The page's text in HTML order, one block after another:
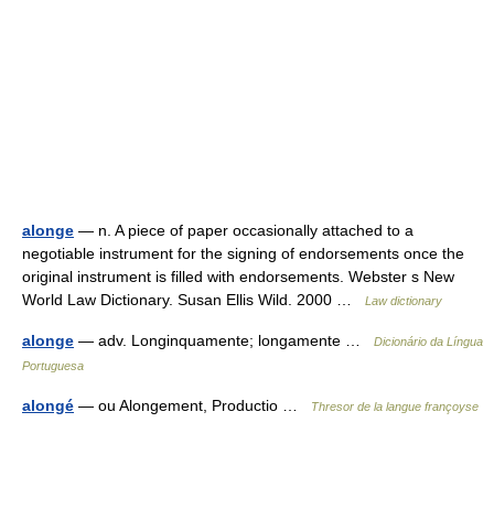
alonge — n. A piece of paper occasionally attached to a
negotiable instrument for the signing of endorsements once the
original instrument is filled with endorsements. Webster s New
World Law Dictionary. Susan Ellis Wild. 2000 …
Law dictionary
alonge — adv. Longinquamente; longamente …
Dicionário da Língua
Portuguesa
alongé — ou Alongement, Productio … Thresor de la langue françoyse